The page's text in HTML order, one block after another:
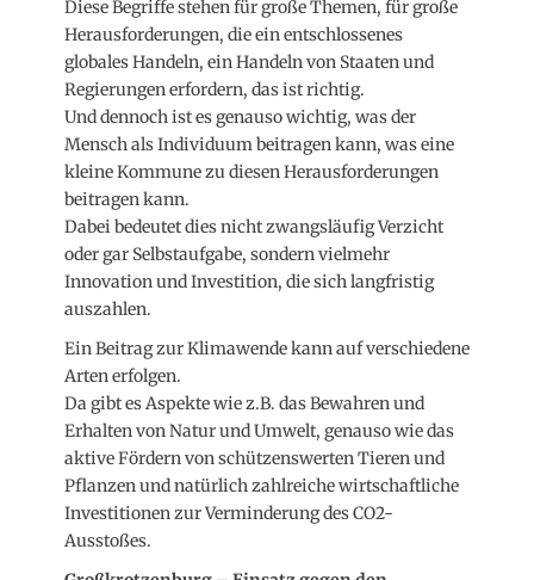
Diese Begriffe stehen für große Themen, für große
Herausforderungen, die ein entschlossenes
globales Handeln, ein Handeln von Staaten und
Regierungen erfordern, das ist richtig.
Und dennoch ist es genauso wichtig, was der
Mensch als Individuum beitragen kann, was eine
kleine Kommune zu diesen Herausforderungen
beitragen kann.
Dabei bedeutet dies nicht zwangsläufig Verzicht
oder gar Selbstaufgabe, sondern vielmehr
Innovation und Investition, die sich langfristig
auszahlen.
Ein Beitrag zur Klimawende kann auf verschiedene
Arten erfolgen.
Da gibt es Aspekte wie z.B. das Bewahren und
Erhalten von Natur und Umwelt, genauso wie das
aktive Fördern von schützenswerten Tieren und
Pflanzen und natürlich zahlreiche wirtschaftliche
Investitionen zur Verminderung des CO2-
Ausstoßes.